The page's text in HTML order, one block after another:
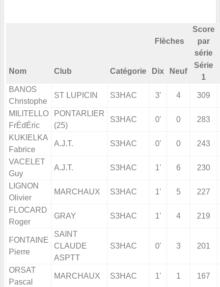
Flèches
Score
par
série
Nom Club Catégorie Dix Neuf
Série
1
BANOS
Christophe
ST LUPICIN S3HAC 3' 4 309
MILITELLO
FrÉdÉric
PONTARLIER
(25)
S3HAC 0' 0 283
KUKIELKA
Fabrice
A.J.T. S3HAC 0' 0 243
VACELET
Guy
A.J.T. S3HAC 1' 6 230
LIGNON
Olivier
MARCHAUX S3HAC 1' 5 227
FLOCARD
Roger
GRAY S3HAC 1' 4 219
FONTAINE
Pierre
SAINT
CLAUDE
ASPTT
S3HAC 0' 3 201
ORSAT
Pascal
MARCHAUX S3HAC 1' 1 167